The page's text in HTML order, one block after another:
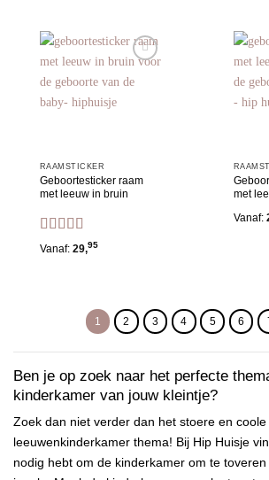
aan
RAAMSTICKER
Geboortesticker raam
met leeuw in bruin
Gewaardeerd
Vanaf: 29,95
met
Vanaf:
1 2 3 4 5 6
Ben je op zoek naar het perfecte
kinderkamer van jouw kleintje?
Zoek dan niet verder dan het stoere en coole
leeuwenkinderkamer thema! Bij Hip Huisje
nodig hebt om de kinderkamer om te